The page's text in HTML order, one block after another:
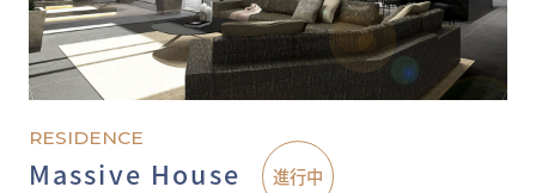
RESIDENCE
Massive House